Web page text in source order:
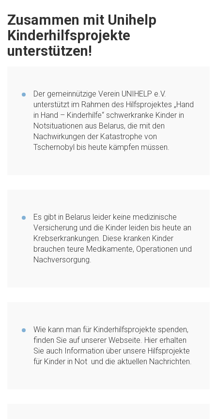
Zusammen mit Unihelp
Kinderhilfsprojekte
unterstützen!
Der gemeinnützige Verein UNIHELP e.V.
unterstützt im Rahmen des Hilfsprojektes „Hand
in Hand – Kinderhilfe“ schwerkranke Kinder in
Notsituationen aus Belarus, die mit den
Nachwirkungen der Katastrophe von
Tschernobyl bis heute kämpfen müssen.
Es gibt in Belarus leider keine medizinische
Versicherung und die Kinder leiden bis heute an
Krebserkrankungen. Diese kranken Kinder
brauchen teure Medikamente, Operationen und
Nachversorgung.
Wie kann man für Kinderhilfsprojekte spenden,
finden Sie auf unserer Webseite. Hier erhalten
Sie auch Information über unsere Hilfsprojekte
für Kinder in Not und die aktuellen Nachrichten.